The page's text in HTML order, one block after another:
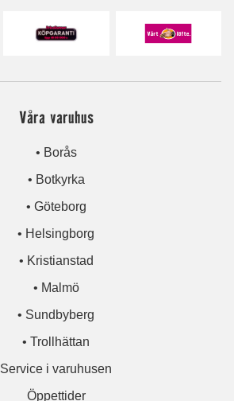
Våra varuhus
• Borås
• Botkyrka
• Göteborg
• Helsingborg
• Kristianstad
• Malmö
• Sundbyberg
• Trollhättan
Service i varuhusen
Öppettider